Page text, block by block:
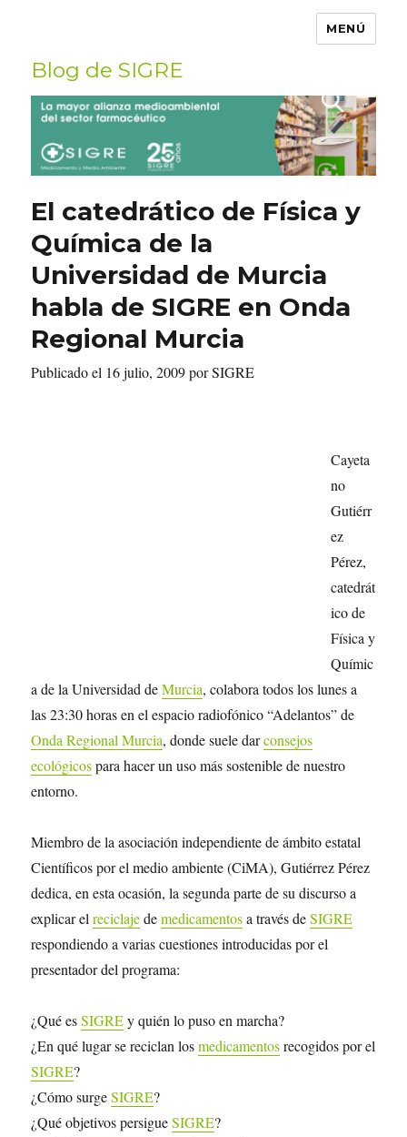
MENÚ
Blog de SIGRE
Buscar
por:
El catedrático de Física y
Química de la
Universidad de Murcia
habla de SIGRE en Onda
Regional Murcia
Publicado el 16 julio, 2009 por SIGRE
Cayeta
no
Gutiérr
ez
Pérez,
catedrát
ico de
Física y
Químic
a de la Universidad deMurcia, colabora todos los lunes a
las 23:30 horas en el espacio radiofónico “Adelantos” de
Onda Regional Murcia, donde suele darconsejos
ecológicospara hacer un uso más sostenible de nuestro
entorno.
Miembro de la asociación independiente de ámbito estatal
Científicos por el medio ambiente (CiMA), Gutiérrez Pérez
dedica, en esta ocasión, la segunda parte de su discurso a
explicar elreciclajedemedicamentosa través deSIGRE
respondiendo a varias cuestiones introducidas por el
presentador del programa:
¿Qué esSIGREy quién lo puso en marcha?
¿En qué lugar se reciclan losmedicamentosrecogidos por el
SIGRE?
¿Cómo surgeSIGRE?
¿Qué objetivos persigueSIGRE?